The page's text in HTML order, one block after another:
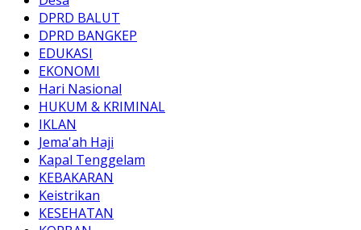
DPRD BALUT
DPRD BANGKEP
EDUKASI
EKONOMI
Hari Nasional
HUKUM & KRIMINAL
IKLAN
Jema'ah Haji
Kapal Tenggelam
KEBAKARAN
Keistrikan
KESEHATAN